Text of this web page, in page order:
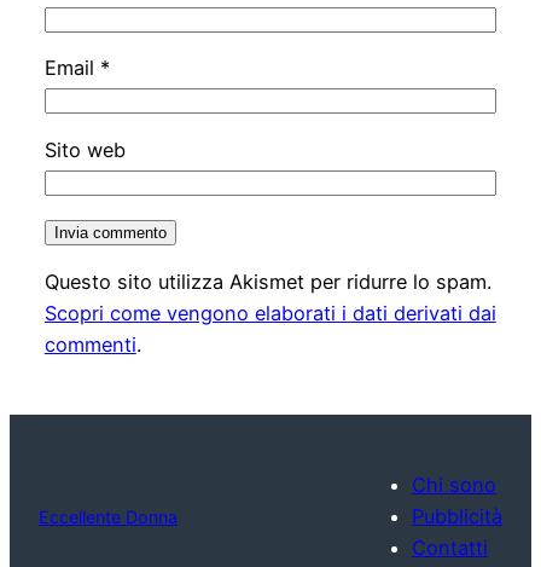
Email *
Sito web
Questo sito utilizza Akismet per ridurre lo spam.
Scopri come vengono elaborati i dati derivati dai
commenti.
Eccellente Donna
Chi sono
Pubblicità
Contatti